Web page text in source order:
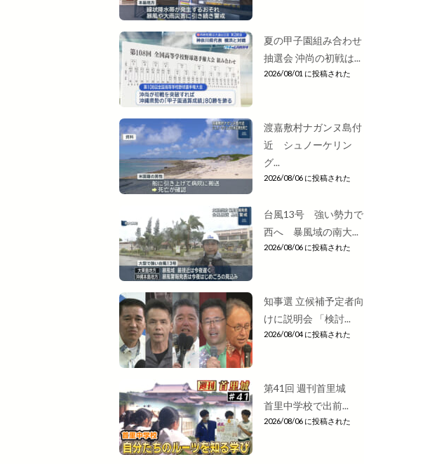
夏の甲子園組み合わせ
抽選会 沖尚の初戦は...
2026/08/01 に投稿された
渡嘉敷村ナガンヌ島付
近 シュノーケリン
グ...
2026/08/06 に投稿された
台風13号 強い勢力で
西へ 暴風域の南大...
2026/08/06 に投稿された
知事選 立候補予定者向
けに説明会 「検討...
2026/08/04 に投稿された
第41回 週刊首里城
首里中学校で出前...
2026/08/06 に投稿された